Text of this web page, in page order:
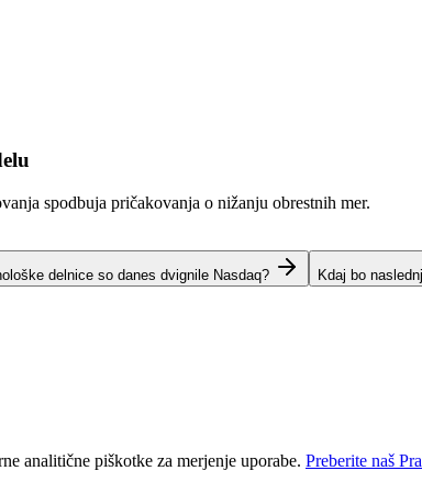
spodbuja pričakovanja o nižanju obrestnih mer.
delnice so danes dvignile Nasdaq? Kdaj bo
analitične piškotke za merjenje uporabe. Preberite naš